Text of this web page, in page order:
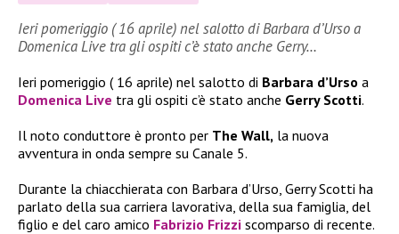
Ieri pomeriggio ( 16 aprile) nel salotto di Barbara d’Urso a
Domenica Live tra gli ospiti c’è stato anche Gerry…
Ieri pomeriggio ( 16 aprile) nel salotto di Barbara d’Urso a
Domenica Live tra gli ospiti c’è stato anche Gerry Scotti.
Il noto conduttore è pronto per The Wall, la nuova
avventura in onda sempre su Canale 5.
Durante la chiacchierata con Barbara d’Urso, Gerry Scotti ha
parlato della sua carriera lavorativa, della sua famiglia, del
figlio e del caro amico Fabrizio Frizzi scomparso di recente.